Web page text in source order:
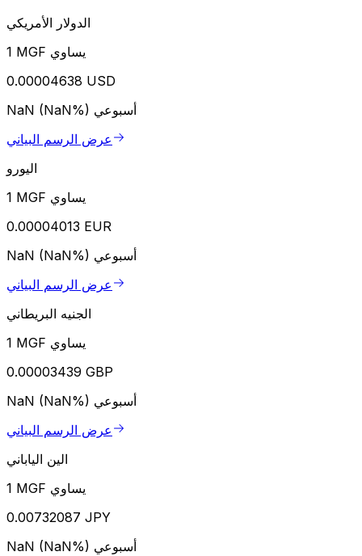
الدولار الأمريكي
1 MGF يساوي
0.00004638 USD
NaN (NaN%) أسبوعي
عرض الرسم البياني
اليورو
1 MGF يساوي
0.00004013 EUR
NaN (NaN%) أسبوعي
عرض الرسم البياني
الجنيه البريطاني
1 MGF يساوي
0.00003439 GBP
NaN (NaN%) أسبوعي
عرض الرسم البياني
الين الياباني
1 MGF يساوي
0.00732087 JPY
NaN (NaN%) أسبوعي